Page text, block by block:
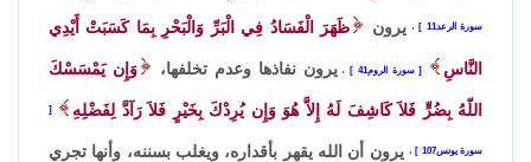
سورة الرعد11 ، يرون ظَهَرَ الْفَسَادُ فِي الْبَرِّ وَالْبَحْرِ بِمَا كَسَبَتْ أَيْدِي
النَّاسِ سورة الروم41 ،يرون نفاذها وعدم تخلفها، وَإِن يَمْسَسْكَ
اللّهُ بِضُرٍّ فَلاَ كَاشِفَ لَهُ إِلاَّ هُوَ وَإِن يُرِدْكَ بِخَيْرٍ فَلاَ رَآدَّ لِفَضْلِهِ
سورة يونس107 ، يرون أن الله يقهر بأقداره، ويغلب بسننه، وأنها تجري